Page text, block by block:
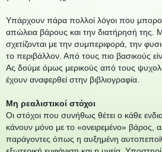
Υπάρχουν πάρα πολλοί λόγοι που
απώλεια βάρους και την διατήρησή της.
σχετίζονται με την συμπεριφορά, την
το περιβάλλον. Από τους πιο βασικούς
Ας δούμε όμως μερικούς από τους
έχουν αναφερθεί στην βιβλιογραφία.
Μη ρεαλιστικοί στόχοι
Οι στόχοι που συνήθως θέτει ο κάθε
κάνουν μόνο με το «ονειρεμένο» βάρος,
παράγοντες όπως η αυξημένη